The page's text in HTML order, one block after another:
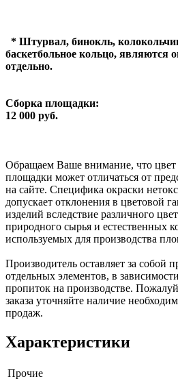
* Штурвал, бинокль,
баскетбольное кольцо, являются
отдельно.
Сборка площадки:
12 000 руб.
Обращаем Ваше внимание, что цвет
площадки может отличаться от
на сайте. Специфика окраски
допускает отклонения в цветовой
изделий вследствие различного
природного сырья и естественных
используемых для производства
Производитель оставляет за собой
отдельных элементов, в
пропиток на производстве.
заказа уточняйте наличие
продаж.
Характеристики
Прочие